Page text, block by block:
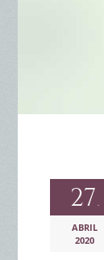
27.
ABRIL
2020